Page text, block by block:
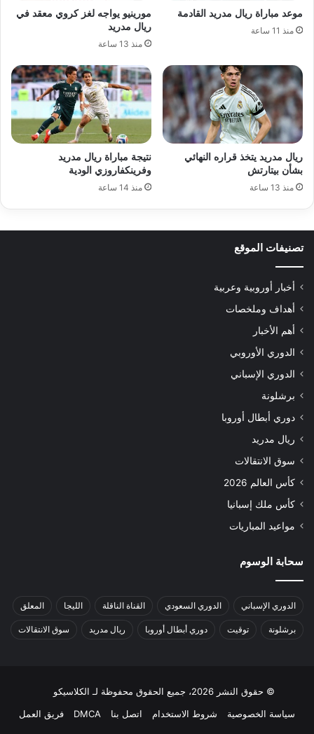
موعد مباراة ريال مدريد القادمة
منذ 11 ساعة
مورينيو يواجه لغز كروي معقد في
ريال مدريد
منذ 13 ساعة
ريال مدريد يتخذ قراره النهائي
بشأن بيتارتش
منذ 13 ساعة
نتيجة مباراة ريال مدريد
وفرينكفاروزي الودية
منذ 14 ساعة
تصنيفات الموقع
أخبار أوروبية وعربية
أهداف وملخصات
أهم الأخبار
الدوري الأوروبي
الدوري الإسباني
برشلونة
دوري أبطال أوروبا
ريال مدريد
سوق الانتقالات
كأس العالم 2026
كأس ملك إسبانيا
مواعيد المباريات
سحابة الوسوم
الدوري الإسباني الدوري السعودي القناة الناقلة الليجا المعلق
برشلونة توقيت دوري أبطال أوروبا ريال مدريد سوق الانتقالات
© حقوق النشر 2026، جميع الحقوق محفوظة لـ الكلاسيكو
سياسة الخصوصية
شروط الاستخدام اتصل بنا DMCA فريق العمل